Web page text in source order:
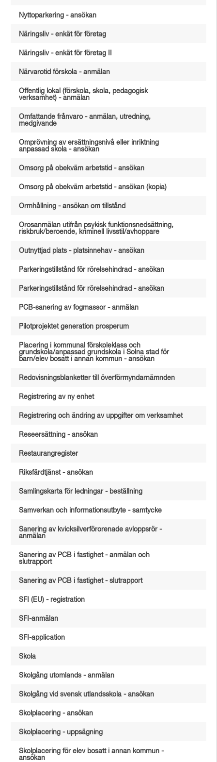
Nyttoparkering - ansökan
Näringsliv - enkät för företag
Näringsliv - enkät för företag II
Närvarotid förskola - anmälan
Offentlig lokal (förskola, skola, pedagogisk
verksamhet) - anmälan
Omfattande frånvaro - anmälan, utredning,
medgivande
Omprövning av ersättningsnivå eller inriktning
anpassad skola - ansökan
Omsorg på obekväm arbetstid - ansökan
Omsorg på obekväm arbetstid - ansökan (kopia)
Ormhållning - ansökan om tillstånd
Orosanmälan utifrån psykisk funktionsnedsättning,
riskbruk/beroende, kriminell livsstil/avhoppare
Outnyttjad plats - platsinnehav - ansökan
Parkeringstillstånd för rörelsehindrad - ansökan
Parkeringstillstånd för rörelsehindrad - ansökan
PCB-sanering av fogmassor - anmälan
Pilotprojektet generation prosperum
Placering i kommunal förskoleklass och
grundskola/anpassad grundskola i Solna stad för
barn/elev bosatt i annan kommun - ansökan
Redovisningsblanketter till överförmyndarnämnden
Registrering av ny enhet
Registrering och ändring av uppgifter om verksamhet
Reseersättning - ansökan
Restaurangregister
Riksfärdtjänst - ansökan
Samlingskarta för ledningar - beställning
Samverkan och informationsutbyte - samtycke
Sanering av kvicksilverförorenade avloppsrör -
anmälan
Sanering av PCB i fastighet - anmälan och
slutrapport
Sanering av PCB i fastighet - slutrapport
SFI (EU) - registration
SFI-anmälan
SFI-application
Skola
Skolgång utomlands - anmälan
Skolgång vid svensk utlandsskola - ansökan
Skolplacering - ansökan
Skolplacering - uppsägning
Skolplacering för elev bosatt i annan kommun -
ansökan